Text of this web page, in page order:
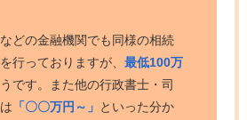
どの金融機関でも同様の相続
行っておりますが、 最低100万
です。また他の行政書士・司
「〇〇万円～」 といった分か